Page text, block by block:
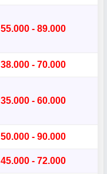
55.000 - 89.000
38.000 - 70.000
35.000 - 60.000
50.000 - 90.000
45.000 - 72.000